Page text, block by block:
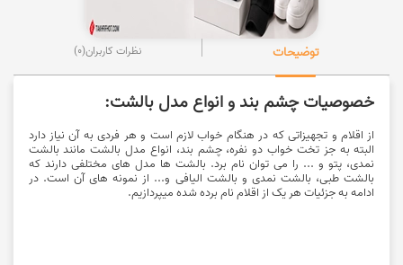
توضیحات نظرات کاربران(0)
خصوصیات چشم بند و انواع مدل بالشت:
از اقلام و تجهیزاتی که در هنگام خواب لازم است و هر فردی به آن نیاز دارد
البته به جز تخت خواب دو نفره، چشم بند، انواع مدل بالشت مانند بالشت
نمدی، پتو و ... را می توان نام برد. بالشت ها مدل های مختلفی دارند که
بالشت طبی، بالشت نمدی و بالشت الیافی و... از نمونه های آن است. در
ادامه به جزئیات هر یک از اقلام نام برده شده میپردازیم.